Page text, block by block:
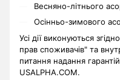
Весняно-літнього
Осінньо-зимового
Усі дії виконуються
прав споживачів" та
питання надання
USALPHA.COM.